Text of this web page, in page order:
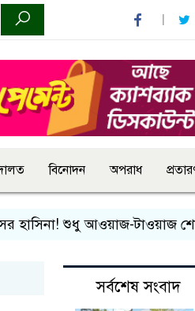
বিনোদন অপরাধ
শুধু আওয়াজ-টাওয়াজ শোনা যায়:
সর্বশেষ সংবাদ